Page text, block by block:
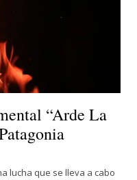
“Arde La
lucha que se lleva a cabo